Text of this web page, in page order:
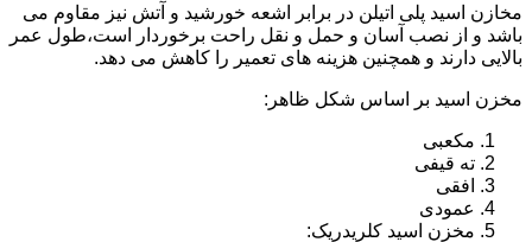
مخازن اسید پلی اتیلن در برابر اشعه خورشید و آتش نیز مقاوم می
باشد و از نصب آسان و حمل و نقل راحت برخوردار است،طول عمر
بالایی دارند و همچنین هزینه های تعمیر را کاهش می دهد.
مخزن اسید بر اساس شکل ظاهر:
مکعبی
ته قیفی
افقی
عمودی
مخزن اسید کلریدریک: